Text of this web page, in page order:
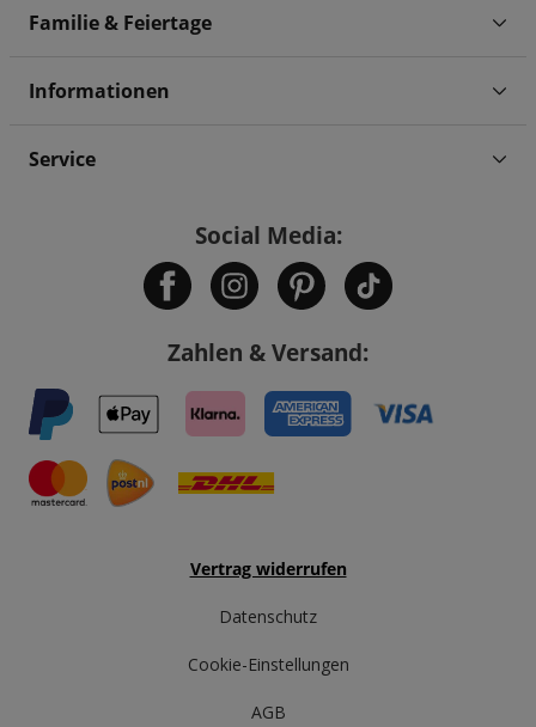
Familie & Feiertage
Informationen
Service
Social Media:
Zahlen & Versand:
Vertrag widerrufen
Datenschutz
Cookie-Einstellungen
AGB